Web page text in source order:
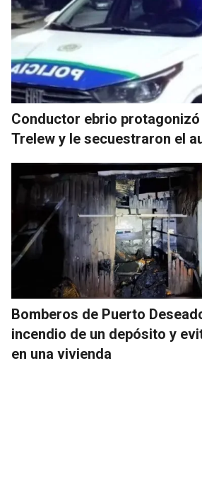
Conductor ebrio protagonizó
Trelew y le secuestraron el
Bomberos de Puerto
incendio de un depósito y
en una vivienda